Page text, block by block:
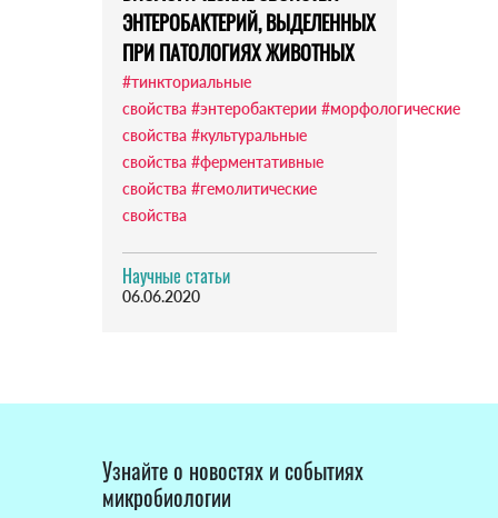
ЭНТЕРОБАКТЕРИЙ, ВЫДЕЛЕННЫХ
ПРИ ПАТОЛОГИЯХ ЖИВОТНЫХ
#тинкториальные
свойства #энтеробактерии #морфологические
свойства #культуральные
свойства #ферментативные
свойства #гемолитические
свойства
Научные статьи
06.06.2020
Узнайте о новостях и событиях
микробиологии